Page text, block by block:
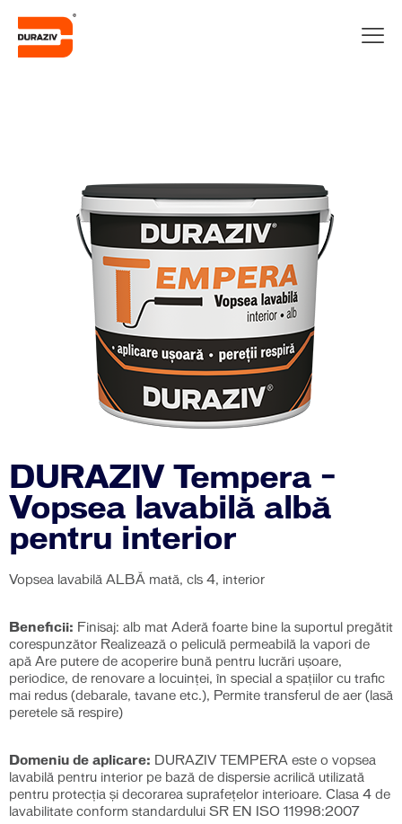
DURAZIV Tempera –
Vopsea lavabilă albă
pentru interior
Vopsea lavabilă ALBĂ mată, cls 4, interior
Beneficii: Finisaj: alb mat Aderă foarte bine la suportul pregătit
corespunzător Realizează o peliculă permeabilă la vapori de
apă Are putere de acoperire bună pentru lucrări ușoare,
periodice, de renovare a locuinței, în special a spațiilor cu trafic
mai redus (debarale, tavane etc.), Permite transferul de aer (lasă
peretele să respire)
Domeniu de aplicare: DURAZIV TEMPERA este o vopsea
lavabilă pentru interior pe bază de dispersie acrilică utilizată
pentru protecția și decorarea suprafețelor interioare. Clasa 4 de
lavabilitate conform standardului SR EN ISO 11998:2007